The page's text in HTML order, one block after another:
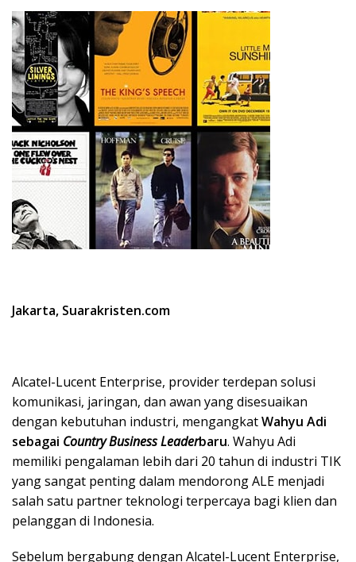
Jakarta, Suarakristen.com
Alcatel-Lucent Enterprise, provider terdepan solusi
komunikasi, jaringan, dan awan yang disesuaikan
dengan kebutuhan industri, mengangkatWahyu Adi
sebagai Country Business Leaderbaru. Wahyu Adi
memiliki pengalaman lebih dari 20 tahun di industri TIK
yang sangat penting dalam mendorong ALE menjadi
salah satu partner teknologi terpercaya bagi klien dan
pelanggan di Indonesia.
Sebelum bergabung dengan Alcatel-Lucent Enterprise,